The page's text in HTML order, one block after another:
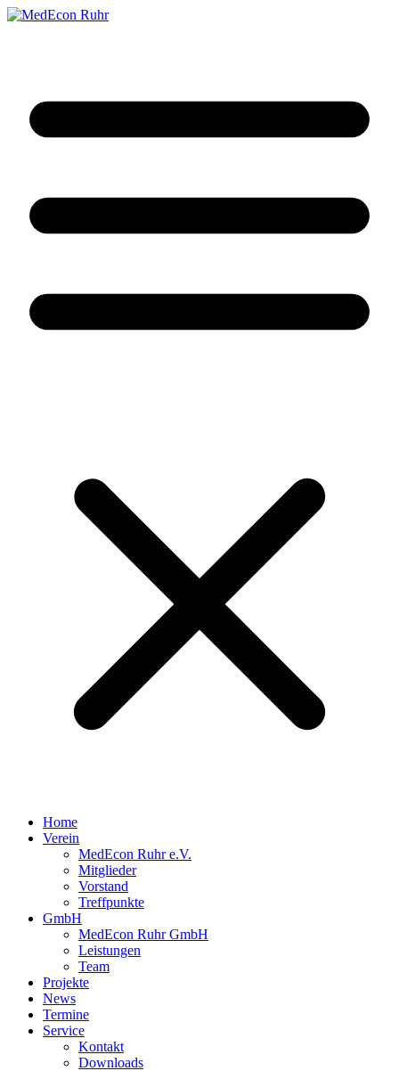
Home
Verein
MedEcon Ruhr e.V.
Mitglieder
Vorstand
Treffpunkte
GmbH
MedEcon Ruhr GmbH
Leistungen
Team
Projekte
News
Termine
Service
Kontakt
Downloads